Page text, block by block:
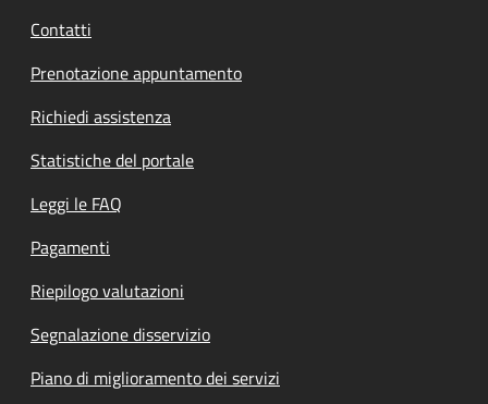
Contatti
Prenotazione appuntamento
Richiedi assistenza
Statistiche del portale
Leggi le FAQ
Pagamenti
Riepilogo valutazioni
Segnalazione disservizio
Piano di miglioramento dei servizi